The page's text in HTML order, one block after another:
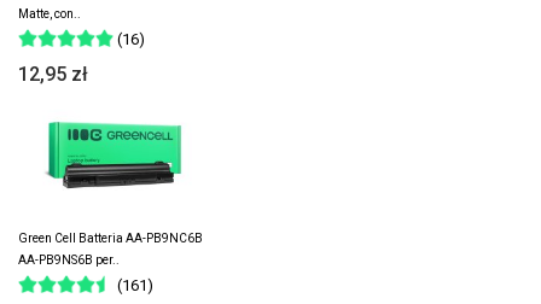
Matte, con..
(16)
12,95 zł
Green Cell Batteria AA-PB9NC6B
AA-PB9NS6B per..
(161)